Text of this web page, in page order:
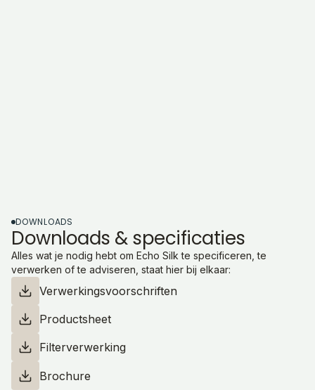
DOWNLOADS
Downloads & specificaties
Alles wat je nodig hebt om Echo Silk te specificeren, te
verwerken of te adviseren, staat hier bij elkaar:
Verwerkingsvoorschriften
Productsheet
Filterverwerking
Brochure